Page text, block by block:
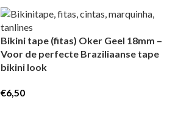
Bikini tape (fitas) Oker Geel 18mm –
Voor de perfecte Braziliaanse tape
bikini look
€6,50